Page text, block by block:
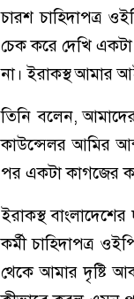
চারশ চাহিদাপত্র
চেক করে দেখি
না। ইরাকস্থ আমার
তিনি বলেন,
কাউন্সেলর আমির
পর একটা কাগজের
ইরাকস্থ
কর্মী চাহিদাপত্র
থেকে আমার দৃষ্টি